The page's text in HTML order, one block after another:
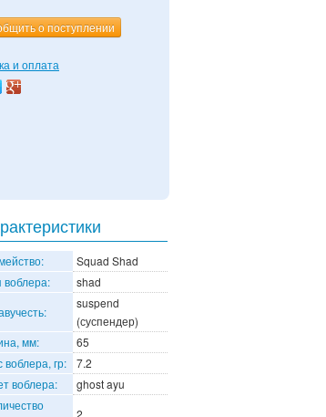
о поступлении
и оплата
Squad Shad
воблера:
shad
suspend
(суспендер)
мм:
65
воблера, гр:
7.2
воблера:
ghost ayu
2